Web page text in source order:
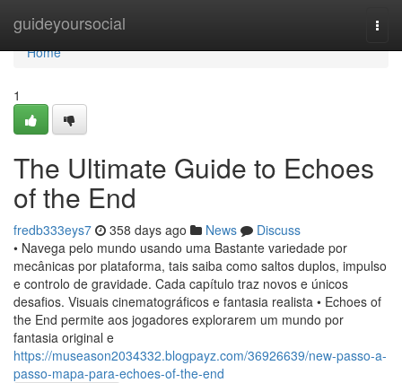
guideyoursocial
Home
Home
1
The Ultimate Guide to Echoes
of the End
fredb333eys7 358 days ago News
Discuss
• Navega pelo mundo usando uma Bastante variedade por
mecânicas por plataforma, tais saiba como saltos duplos, impulso
e controlo de gravidade. Cada capítulo traz novos e únicos
desafios. Visuais cinematográficos e fantasia realista • Echoes of
the End permite aos jogadores explorarem um mundo por
fantasia original e
https://museason2034332.blogpayz.com/36926639/new-passo-a-
passo-mapa-para-echoes-of-the-end